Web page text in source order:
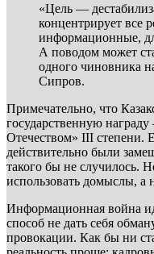
«Цель —
концентрирует все
информационные,
А поводом может
одного чиновника
Сипров.
Примечательно, что
государственную
Отечеством» III степени.
действительно были
такого бы не случилось.
использовать домыслы, а
Информационная война
способ не дать себя
провокации. Как бы ни